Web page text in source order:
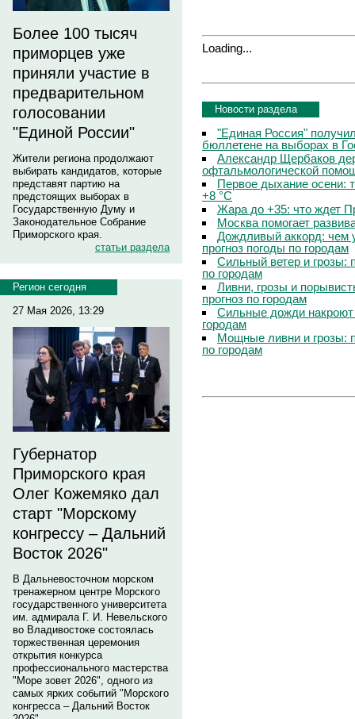
Более 100 тысяч
приморцев уже
приняли участие в
предварительном
голосовании
"Единой России"
Жители региона продолжают
выбирать кандидатов, которые
представят партию на
предстоящих выборах в
Государственную Думу и
Законодательное Собрание
Приморского края.
статьи раздела
Регион сегодня
27 Мая 2026, 13:29
Губернатор
Приморского края
Олег Кожемяко дал
старт "Морскому
конгрессу – Дальний
Восток 2026"
В Дальневосточном морском
тренажерном центре Морского
государственного университета
им. адмирала Г. И. Невельского
во Владивостоке состоялась
торжественная церемония
открытия конкурса
профессионального мастерства
"Море зовет 2026", одного из
самых ярких событий "Морского
конгресса – Дальний Восток
Loading...
Новости раздела
"Единая Россия"
бюллетене на выборах в
Александр Щербаков
офтальмологической
Первое дыхание осени:
+8 °C
Жара до +35: что ждет
Москва помогает
Дождливый аккорд: чем
прогноз погоды по городам
Сильный ветер и грозы:
по городам
Ливни, грозы и
прогноз по городам
Сильные дожди
городам
Мощные ливни и грозы:
по городам